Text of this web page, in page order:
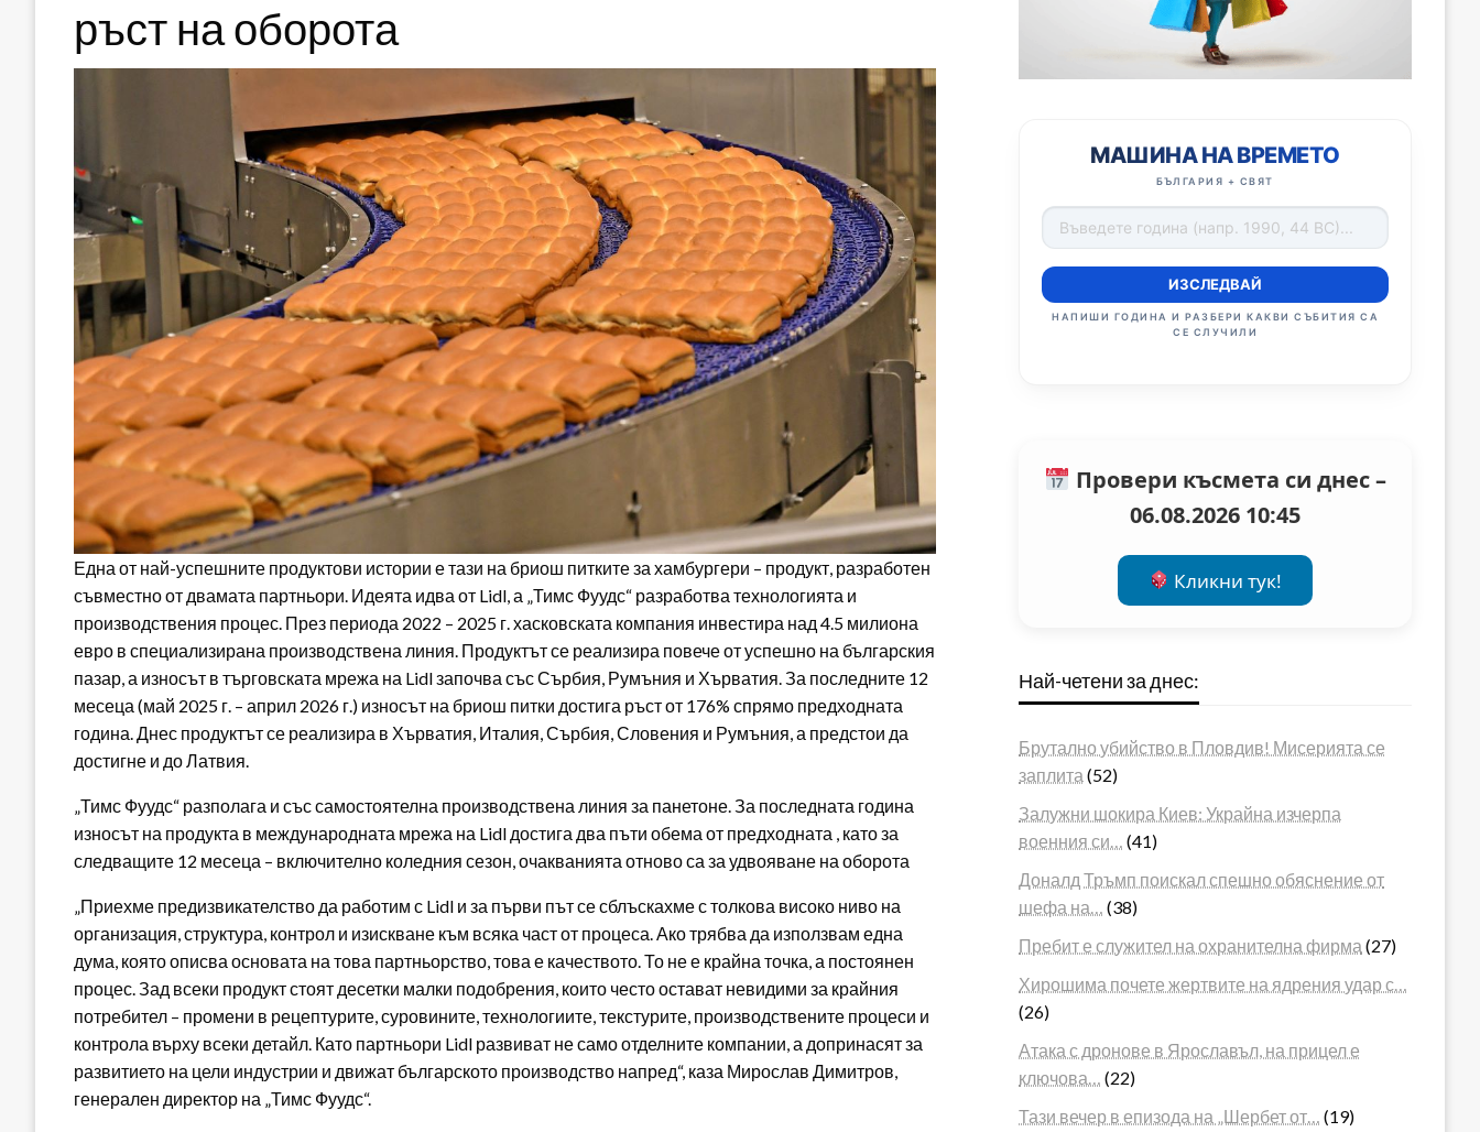
ръст на оборота
Една от най-успешните продуктови истории е тази на бриош питките за хамбургери – продукт, разработен
съвместно от двамата партньори. Идеята идва от Lidl, а „Тимс Фуудс“ разработва технологията и
производствения процес. През периода 2022 – 2025 г. хасковската компания инвестира над 4.5 милиона
евро в специализирана производствена линия. Продуктът се реализира повече от успешно на българския
пазар, а износът в търговската мрежа на Lidl започва със Сърбия, Румъния и Хърватия. За последните 12
месеца (май 2025 г. – април 2026 г.) износът на бриош питки достига ръст от 176% спрямо предходната
година. Днес продуктът се реализира в Хърватия, Италия, Сърбия, Словения и Румъния, а предстои да
достигне и до Латвия.
„Тимс Фуудс“ разполага и със самостоятелна производствена линия за панетоне. За последната година
износът на продукта в международната мрежа на Lidl достига два пъти обема от предходната , като за
следващите 12 месеца – включително коледния сезон, очакванията отново са за удвояване на оборота
„Приехме предизвикателство да работим с Lidl и за първи път се сблъскахме с толкова високо ниво на
организация, структура, контрол и изискване към всяка част от процеса. Ако трябва да използвам една
дума, която описва основата на това партньорство, това е качеството. То не е крайна точка, а постоянен
процес. Зад всеки продукт стоят десетки малки подобрения, които често остават невидими за крайния
потребител – промени в рецептурите, суровините, технологиите, текстурите, производствените процеси и
контрола върху всеки детайл. Като партньори Lidl развиват не само отделните компании, а допринасят за
развитието на цели индустрии и движат българското производство напред“, каза Мирослав Димитров,
генерален директор на „Тимс Фуудс“.
МАШИНА НА ВРЕМЕТО
БЪЛГАРИЯ + СВЯТ
ИЗСЛЕДВАЙ
НАПИШИ ГОДИНА И РАЗБЕРИ КАКВИ СЪБИТИЯ СА
СЕ СЛУЧИЛИ
Провери късмета си днес –
06.08.2026 10:45
Кликни тук!
Най-четени за днес:
Брутално убийство в Пловдив! Мисерията се
заплита (52)
Залужни шокира Киев: Украйна изчерпа
военния си…
(41)
Доналд Тръмп поискал спешно обяснение от
шефа на…
(38)
Пребит е служител на охранителна фирма (27)
Хирошима почете жертвите на ядрения удар с…
(26)
Атака с дронове в Ярославъл, на прицел е
ключова…
(22)
Тази вечер в епизода на „Шербет от…
(19)